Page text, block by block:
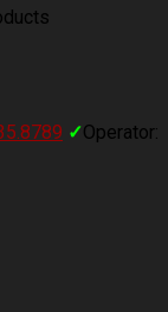
✓Operator: